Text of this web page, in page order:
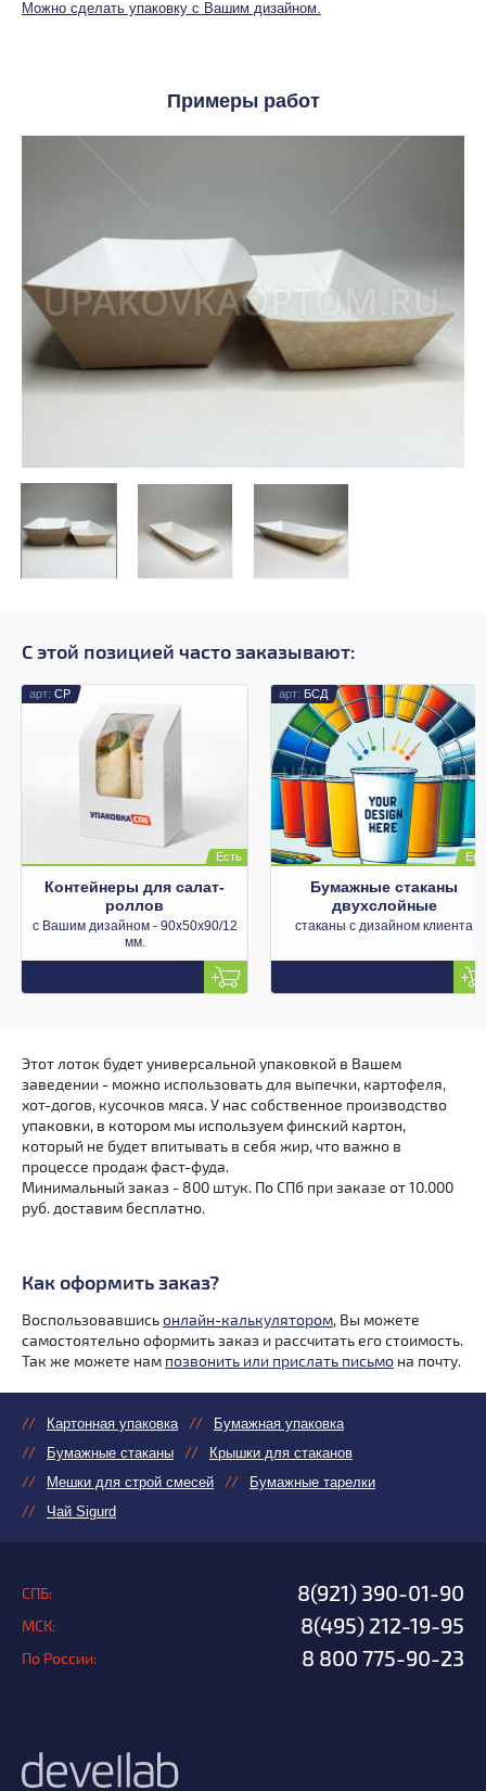
Можно сделать упаковку с Вашим дизайном.
Примеры работ
С этой позицией часто заказывают:
СР
Контейнеры для салат-
роллов
с Вашим дизайном - 90x50x90/12
мм.
БСД
Бумажные стаканы
двухслойные
стаканы с дизайном клиента
Этот лоток будет универсальной упаковкой в Вашем
заведении - можно использовать для выпечки, картофеля,
хот-догов, кусочков мяса. У нас собственное производство
упаковки, в котором мы используем финский картон,
который не будет впитывать в себя жир, что важно в
процессе продаж фаст-фуда.
Минимальный заказ - 800 штук. По СПб при заказе от 10.000
руб. доставим бесплатно.
Как оформить заказ?
Воспользовавшисьонлайн-калькулятором, Вы можете
самостоятельно оформить заказ и рассчитать его стоимость.
Так же можете нам позвонить или прислать письмо на почту.
Картонная упаковка
Бумажная упаковка
Бумажные стаканы
Крышки для стаканов
Мешки для строй смесей
Бумажные тарелки
Чай Sigurd
СПБ: 8(921) 390-01-90
МСК: 8(495) 212-19-95
По России: 8 800 775-90-23